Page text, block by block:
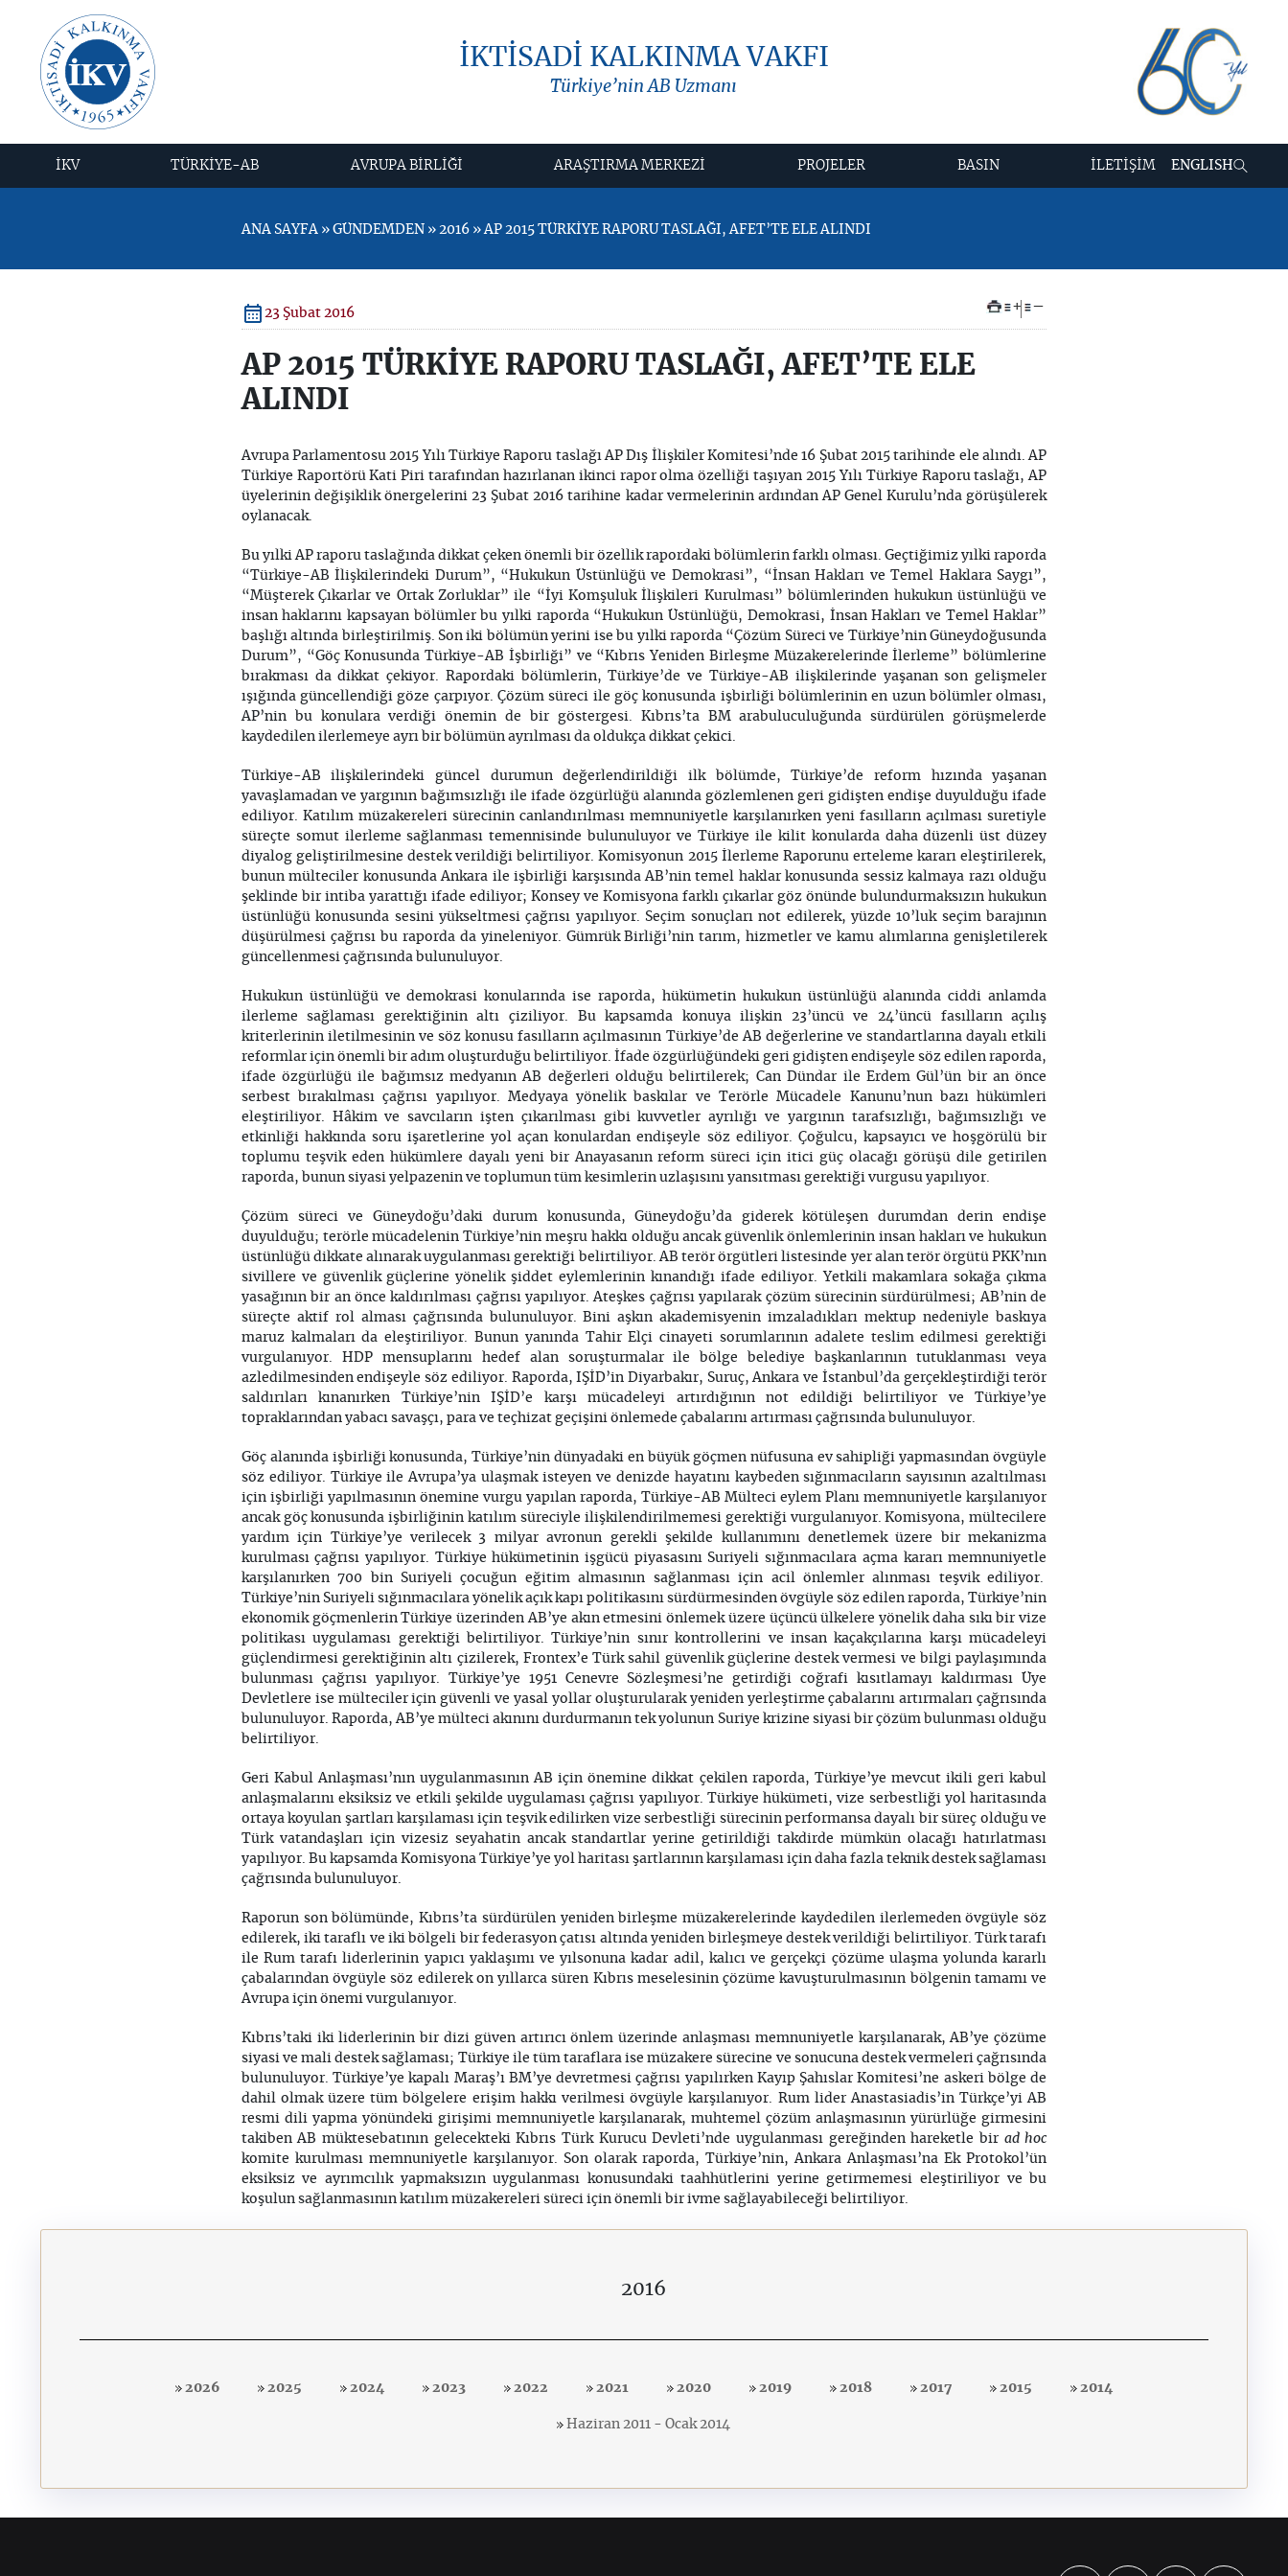
İKTİSADİ KALKINMA VAKFI
Türkiye’nin AB Uzmanı
İKV TÜRKİYE-AB AVRUPA BİRLİĞİ ARAŞTIRMA MERKEZİ PROJELER BASIN İLETİŞİM ENGLISH
ANA SAYFA » GÜNDEMDEN » 2016 » AP 2015 TÜRKİYE RAPORU TASLAĞI, AFET’TE ELE ALINDI
23 Şubat 2016 + –
AP 2015 TÜRKİYE RAPORU TASLAĞI, AFET’TE ELE
ALINDI
Avrupa Parlamentosu 2015 Yılı Türkiye Raporu taslağı AP Dış İlişkiler Komitesi’nde 16 Şubat 2015 tarihinde ele alındı. AP
Türkiye Raportörü Kati Piri tarafından hazırlanan ikinci rapor olma özelliği taşıyan 2015 Yılı Türkiye Raporu taslağı, AP
üyelerinin değişiklik önergelerini 23 Şubat 2016 tarihine kadar vermelerinin ardından AP Genel Kurulu’nda görüşülerek
oylanacak.
Bu yılki AP raporu taslağında dikkat çeken önemli bir özellik rapordaki bölümlerin farklı olması. Geçtiğimiz yılki raporda
“Türkiye-AB İlişkilerindeki Durum”, “Hukukun Üstünlüğü ve Demokrasi”, “İnsan Hakları ve Temel Haklara Saygı”,
“Müşterek Çıkarlar ve Ortak Zorluklar” ile “İyi Komşuluk İlişkileri Kurulması” bölümlerinden hukukun üstünlüğü ve
insan haklarını kapsayan bölümler bu yılki raporda “Hukukun Üstünlüğü, Demokrasi, İnsan Hakları ve Temel Haklar”
başlığı altında birleştirilmiş. Son iki bölümün yerini ise bu yılki raporda “Çözüm Süreci ve Türkiye’nin Güneydoğusunda
Durum”, “Göç Konusunda Türkiye-AB İşbirliği” ve “Kıbrıs Yeniden Birleşme Müzakerelerinde İlerleme” bölümlerine
bırakması da dikkat çekiyor. Rapordaki bölümlerin, Türkiye’de ve Türkiye-AB ilişkilerinde yaşanan son gelişmeler
ışığında güncellendiği göze çarpıyor. Çözüm süreci ile göç konusunda işbirliği bölümlerinin en uzun bölümler olması,
AP’nin bu konulara verdiği önemin de bir göstergesi. Kıbrıs’ta BM arabuluculuğunda sürdürülen görüşmelerde
kaydedilen ilerlemeye ayrı bir bölümün ayrılması da oldukça dikkat çekici.
Türkiye-AB ilişkilerindeki güncel durumun değerlendirildiği ilk bölümde, Türkiye’de reform hızında yaşanan
yavaşlamadan ve yargının bağımsızlığı ile ifade özgürlüğü alanında gözlemlenen geri gidişten endişe duyulduğu ifade
ediliyor. Katılım müzakereleri sürecinin canlandırılması memnuniyetle karşılanırken yeni fasılların açılması suretiyle
süreçte somut ilerleme sağlanması temennisinde bulunuluyor ve Türkiye ile kilit konularda daha düzenli üst düzey
diyalog geliştirilmesine destek verildiği belirtiliyor. Komisyonun 2015 İlerleme Raporunu erteleme kararı eleştirilerek,
bunun mülteciler konusunda Ankara ile işbirliği karşısında AB’nin temel haklar konusunda sessiz kalmaya razı olduğu
şeklinde bir intiba yarattığı ifade ediliyor; Konsey ve Komisyona farklı çıkarlar göz önünde bulundurmaksızın hukukun
üstünlüğü konusunda sesini yükseltmesi çağrısı yapılıyor. Seçim sonuçları not edilerek, yüzde 10’luk seçim barajının
düşürülmesi çağrısı bu raporda da yineleniyor. Gümrük Birliği’nin tarım, hizmetler ve kamu alımlarına genişletilerek
güncellenmesi çağrısında bulunuluyor.
Hukukun üstünlüğü ve demokrasi konularında ise raporda, hükümetin hukukun üstünlüğü alanında ciddi anlamda
ilerleme sağlaması gerektiğinin altı çiziliyor. Bu kapsamda konuya ilişkin 23’üncü ve 24’üncü fasılların açılış
kriterlerinin iletilmesinin ve söz konusu fasılların açılmasının Türkiye’de AB değerlerine ve standartlarına dayalı etkili
reformlar için önemli bir adım oluşturduğu belirtiliyor. İfade özgürlüğündeki geri gidişten endişeyle söz edilen raporda,
ifade özgürlüğü ile bağımsız medyanın AB değerleri olduğu belirtilerek; Can Dündar ile Erdem Gül’ün bir an önce
serbest bırakılması çağrısı yapılıyor. Medyaya yönelik baskılar ve Terörle Mücadele Kanunu’nun bazı hükümleri
eleştiriliyor. Hâkim ve savcıların işten çıkarılması gibi kuvvetler ayrılığı ve yargının tarafsızlığı, bağımsızlığı ve
etkinliği hakkında soru işaretlerine yol açan konulardan endişeyle söz ediliyor. Çoğulcu, kapsayıcı ve hoşgörülü bir
toplumu teşvik eden hükümlere dayalı yeni bir Anayasanın reform süreci için itici güç olacağı görüşü dile getirilen
raporda, bunun siyasi yelpazenin ve toplumun tüm kesimlerin uzlaşısını yansıtması gerektiği vurgusu yapılıyor.
Çözüm süreci ve Güneydoğu’daki durum konusunda, Güneydoğu’da giderek kötüleşen durumdan derin endişe
duyulduğu; terörle mücadelenin Türkiye’nin meşru hakkı olduğu ancak güvenlik önlemlerinin insan hakları ve hukukun
üstünlüğü dikkate alınarak uygulanması gerektiği belirtiliyor. AB terör örgütleri listesinde yer alan terör örgütü PKK’nın
sivillere ve güvenlik güçlerine yönelik şiddet eylemlerinin kınandığı ifade ediliyor. Yetkili makamlara sokağa çıkma
yasağının bir an önce kaldırılması çağrısı yapılıyor. Ateşkes çağrısı yapılarak çözüm sürecinin sürdürülmesi; AB’nin de
süreçte aktif rol alması çağrısında bulunuluyor. Bini aşkın akademisyenin imzaladıkları mektup nedeniyle baskıya
maruz kalmaları da eleştiriliyor. Bunun yanında Tahir Elçi cinayeti sorumlarının adalete teslim edilmesi gerektiği
vurgulanıyor. HDP mensuplarını hedef alan soruşturmalar ile bölge belediye başkanlarının tutuklanması veya
azledilmesinden endişeyle söz ediliyor. Raporda, IŞİD’in Diyarbakır, Suruç, Ankara ve İstanbul’da gerçekleştirdiği terör
saldırıları kınanırken Türkiye’nin IŞİD’e karşı mücadeleyi artırdığının not edildiği belirtiliyor ve Türkiye’ye
topraklarından yabacı savaşçı, para ve teçhizat geçişini önlemede çabalarını artırması çağrısında bulunuluyor.
Göç alanında işbirliği konusunda, Türkiye’nin dünyadaki en büyük göçmen nüfusuna ev sahipliği yapmasından övgüyle
söz ediliyor. Türkiye ile Avrupa’ya ulaşmak isteyen ve denizde hayatını kaybeden sığınmacıların sayısının azaltılması
için işbirliği yapılmasının önemine vurgu yapılan raporda, Türkiye-AB Mülteci eylem Planı memnuniyetle karşılanıyor
ancak göç konusunda işbirliğinin katılım süreciyle ilişkilendirilmemesi gerektiği vurgulanıyor. Komisyona, mültecilere
yardım için Türkiye’ye verilecek 3 milyar avronun gerekli şekilde kullanımını denetlemek üzere bir mekanizma
kurulması çağrısı yapılıyor. Türkiye hükümetinin işgücü piyasasını Suriyeli sığınmacılara açma kararı memnuniyetle
karşılanırken 700 bin Suriyeli çocuğun eğitim almasının sağlanması için acil önlemler alınması teşvik ediliyor.
Türkiye’nin Suriyeli sığınmacılara yönelik açık kapı politikasını sürdürmesinden övgüyle söz edilen raporda, Türkiye’nin
ekonomik göçmenlerin Türkiye üzerinden AB’ye akın etmesini önlemek üzere üçüncü ülkelere yönelik daha sıkı bir vize
politikası uygulaması gerektiği belirtiliyor. Türkiye’nin sınır kontrollerini ve insan kaçakçılarına karşı mücadeleyi
güçlendirmesi gerektiğinin altı çizilerek, Frontex’e Türk sahil güvenlik güçlerine destek vermesi ve bilgi paylaşımında
bulunması çağrısı yapılıyor. Türkiye’ye 1951 Cenevre Sözleşmesi’ne getirdiği coğrafi kısıtlamayı kaldırması Üye
Devletlere ise mülteciler için güvenli ve yasal yollar oluşturularak yeniden yerleştirme çabalarını artırmaları çağrısında
bulunuluyor. Raporda, AB’ye mülteci akınını durdurmanın tek yolunun Suriye krizine siyasi bir çözüm bulunması olduğu
belirtiliyor.
Geri Kabul Anlaşması’nın uygulanmasının AB için önemine dikkat çekilen raporda, Türkiye’ye mevcut ikili geri kabul
anlaşmalarını eksiksiz ve etkili şekilde uygulaması çağrısı yapılıyor. Türkiye hükümeti, vize serbestliği yol haritasında
ortaya koyulan şartları karşılaması için teşvik edilirken vize serbestliği sürecinin performansa dayalı bir süreç olduğu ve
Türk vatandaşları için vizesiz seyahatin ancak standartlar yerine getirildiği takdirde mümkün olacağı hatırlatması
yapılıyor. Bu kapsamda Komisyona Türkiye’ye yol haritası şartlarının karşılaması için daha fazla teknik destek sağlaması
çağrısında bulunuluyor.
Raporun son bölümünde, Kıbrıs’ta sürdürülen yeniden birleşme müzakerelerinde kaydedilen ilerlemeden övgüyle söz
edilerek, iki taraflı ve iki bölgeli bir federasyon çatısı altında yeniden birleşmeye destek verildiği belirtiliyor. Türk tarafı
ile Rum tarafı liderlerinin yapıcı yaklaşımı ve yılsonuna kadar adil, kalıcı ve gerçekçi çözüme ulaşma yolunda kararlı
çabalarından övgüyle söz edilerek on yıllarca süren Kıbrıs meselesinin çözüme kavuşturulmasının bölgenin tamamı ve
Avrupa için önemi vurgulanıyor.
Kıbrıs’taki iki liderlerinin bir dizi güven artırıcı önlem üzerinde anlaşması memnuniyetle karşılanarak, AB’ye çözüme
siyasi ve mali destek sağlaması; Türkiye ile tüm taraflara ise müzakere sürecine ve sonucuna destek vermeleri çağrısında
bulunuluyor. Türkiye’ye kapalı Maraş’ı BM’ye devretmesi çağrısı yapılırken Kayıp Şahıslar Komitesi’ne askeri bölge de
dahil olmak üzere tüm bölgelere erişim hakkı verilmesi övgüyle karşılanıyor. Rum lider Anastasiadis’in Türkçe’yi AB
resmi dili yapma yönündeki girişimi memnuniyetle karşılanarak, muhtemel çözüm anlaşmasının yürürlüğe girmesini
takiben AB müktesebatının gelecekteki Kıbrıs Türk Kurucu Devleti’nde uygulanması gereğinden hareketle bir ad hoc
komite kurulması memnuniyetle karşılanıyor. Son olarak raporda, Türkiye’nin, Ankara Anlaşması’na Ek Protokol’ün
eksiksiz ve ayrımcılık yapmaksızın uygulanması konusundaki taahhütlerini yerine getirmemesi eleştiriliyor ve bu
koşulun sağlanmasının katılım müzakereleri süreci için önemli bir ivme sağlayabileceği belirtiliyor.
2016
2026 2025 2024 2023 2022 2021 2020 2019 2018 2017 2015 2014
Haziran 2011 - Ocak 2014